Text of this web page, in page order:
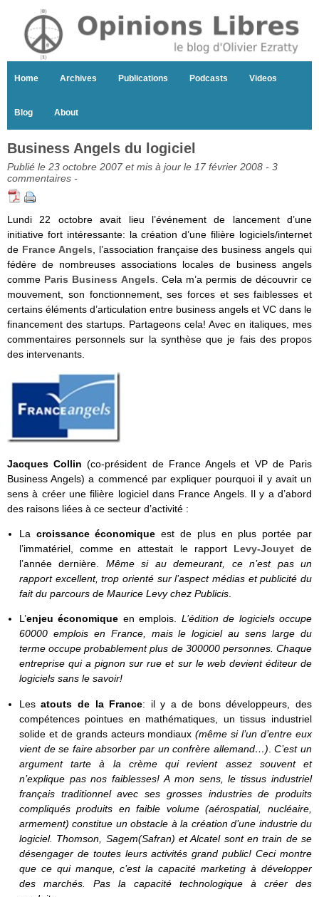
Home Archives Publications Podcasts Videos
Blog About
Business Angels du logiciel
Publié le 23 octobre 2007 et mis à jour le 17 février 2008 - 3
commentaires -
Lundi 22 octobre avait lieu l’événement de lancement d’une
initiative fort intéressante: la création d’une filière logiciels/internet
de France Angels , l’association française des business angels qui
fédère de nombreuses associations locales de business angels
comme Paris Business Angels . Cela m’a permis de découvrir ce
mouvement, son fonctionnement, ses forces et ses faiblesses et
certains éléments d’articulation entre business angels et VC dans le
financement des startups. Partageons cela! Avec en italiques, mes
commentaires personnels sur la synthèse que je fais des propos
des intervenants.
Jacques Collin(co-président de France Angels et VP de Paris
Business Angels) a commencé par expliquer pourquoi il y avait un
sens à créer une filière logiciel dans France Angels. Il y a d’abord
des raisons liées à ce secteur d’activité :
La croissance économiqueest de plus en plus portée par
l’immatériel, comme en attestait le rapport Levy-Jouyetde
l’année dernière. Même si au demeurant, ce n’est pas un
rapport excellent, trop orienté sur l’aspect médias et publicité du
fait du parcours de Maurice Levy chez Publicis.
L’enjeu économique en emplois. L’édition de logiciels occupe
60000 emplois en France, mais le logiciel au sens large du
terme occupe probablement plus de 300000 personnes. Chaque
entreprise qui a pignon sur rue et sur le web devient éditeur de
logiciels sans le savoir!
Lesatouts de la France: il y a de bons développeurs, des
compétences pointues en mathématiques, un tissus industriel
solide et de grands acteurs mondiaux(même si l’un d’entre eux
vient de se faire absorber par un confrère allemand…) .C’est un
argument tarte à la crème qui revient assez souvent et
n’explique pas nos faiblesses! A mon sens, le tissus industriel
français traditionnel avec ses grosses industries de produits
compliqués produits en faible volume (aérospatial, nucléaire,
armement) constitue un obstacle à la création d’une industrie du
logiciel. Thomson, Sagem(Safran) et Alcatel sont en train de se
désengager de toutes leurs activités grand public! Ceci montre
que ce qui manque, c’est la capacité marketing à développer
des marchés. Pas la capacité technologique à créer des